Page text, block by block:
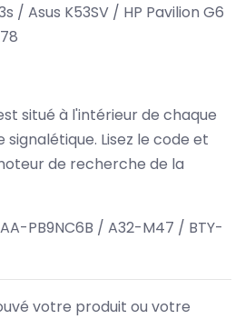
/ Asus K53SV / HP Pavilion G6
situé à l'intérieur de chaque
Lisez le code et
de recherche de la
PB9NC6B / A32-M47 / BTY-
votre produit ou votre